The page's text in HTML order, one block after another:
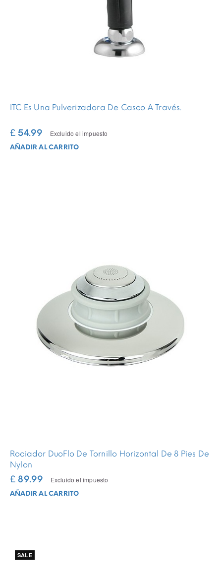
ITC Es Una Pulverizadora De Casco A Través.
£ 54.99 Excluido el impuesto
AÑADIR AL CARRITO
Rociador DuoFlo De Tornillo Horizontal De 8 Pies De
Nylon
£ 89.99 Excluido el impuesto
AÑADIR AL CARRITO
SALE